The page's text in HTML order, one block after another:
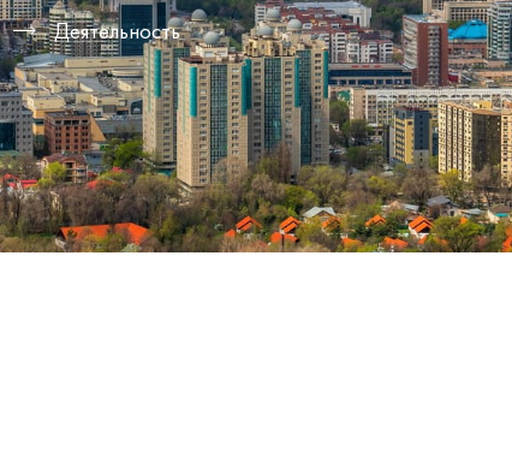
Деятельность